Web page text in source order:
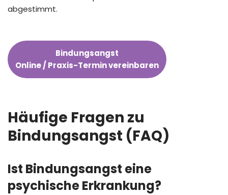
abgestimmt.
Bindungsangst
Online / Praxis-Termin vereinbaren
Häufige Fragen zu
Bindungsangst (FAQ)
Ist Bindungsangst eine
psychische Erkrankung?